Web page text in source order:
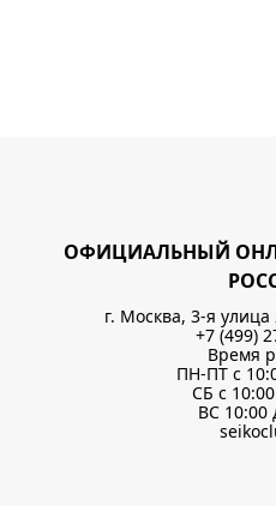
ОФИЦИАЛЬНЫЙ
г. Москва, 3-я
+7 (499)
Время
ПН-ПТ с
СБ с
ВС 10:00